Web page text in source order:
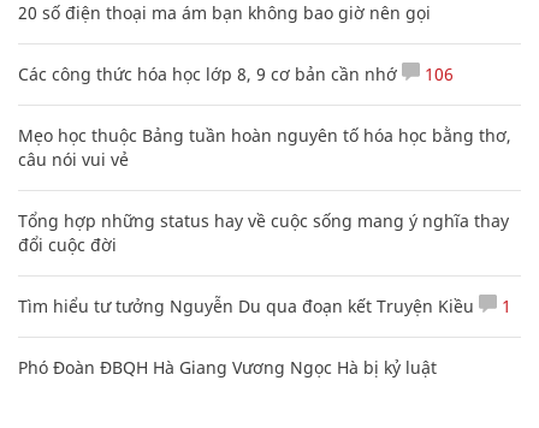
20 số điện thoại ma ám bạn không bao giờ nên gọi
Các công thức hóa học lớp 8, 9 cơ bản cần nhớ 106
Mẹo học thuộc Bảng tuần hoàn nguyên tố hóa học bằng thơ,
câu nói vui vẻ
Tổng hợp những status hay về cuộc sống mang ý nghĩa thay
đổi cuộc đời
Tìm hiểu tư tưởng Nguyễn Du qua đoạn kết Truyện Kiều 1
Phó Đoàn ĐBQH Hà Giang Vương Ngọc Hà bị kỷ luật